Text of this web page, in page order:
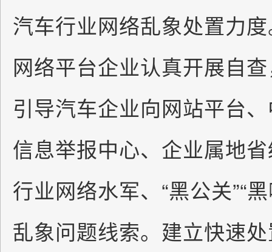
汽车行业网络乱象处置力
网络平台企业认真开展自
引导汽车企业向网站平台
信息举报中心、企业属地
行业网络水军、“黑公关”“
乱象问题线索。建立快速